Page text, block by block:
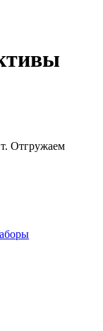
Отгружаем